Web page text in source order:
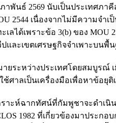
าพันธ์ 2569 นับเป็นประเทศภ
2544 เนื่องจากไม่มีความจำ
ลได้เพราะข้อ 3(b) ของ MOU
และเขตเศรษฐกิจจำเพาะบนพื้
ายระหว่างประเทศโดยสมบูร
ช้ศาลเป็นเครื่องมือเพื่อหาข้อยุ
าะห์ฉากทัศน์ที่กัมพูชาจะดำเนิ
1982 ที่เกี่ยวข้องมาประกอบ